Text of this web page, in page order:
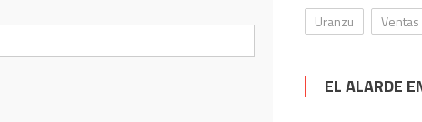
Uranzu
Ventas
EL ALARDE